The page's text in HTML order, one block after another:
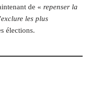
de « repenser la
les plus
élections.